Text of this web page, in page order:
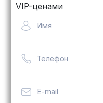
для
Важно! Мы
целости и
VIP-ценами
Имя
Телефон
E-mail